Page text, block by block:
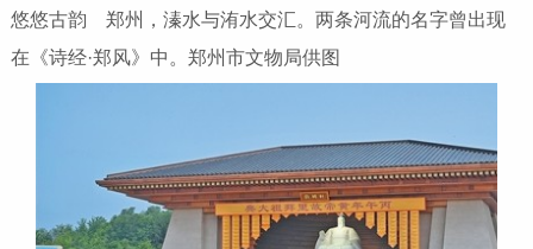
悠悠古韵 郑州，溱水与洧水交汇。两条河流的名字曾出现
在《诗经·郑风》中。郑州市文物局供图